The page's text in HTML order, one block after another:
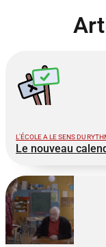
L'ÉCOLE A LE SENS DU
Le nouveau